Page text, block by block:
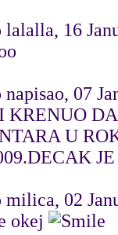
lalalla, 16
napisao, 07
KRENUO
U
milica, 02
okej